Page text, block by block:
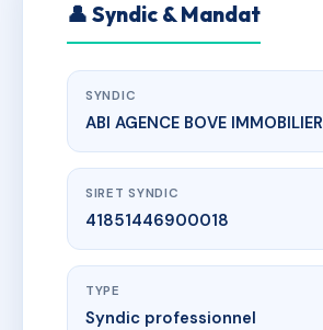
👤 Syndic & Mandat
SYNDIC
ABI AGENCE BOVE IMMOBILIER
SIRET SYNDIC
41851446900018
TYPE
Syndic professionnel